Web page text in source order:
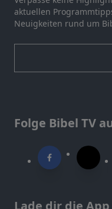
aktuellen
Neuigkeiten rund um
Folge Bibel TV